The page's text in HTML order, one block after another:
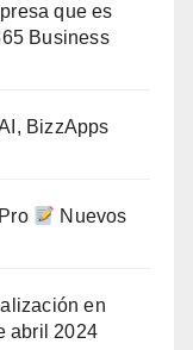
que es
Business
BizzApps
Nuevos
en
abril 2024